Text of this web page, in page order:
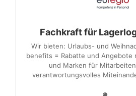
Fachkraft für
Wir bieten: Urlaubs- und
benefits = Rabatte und Angebote
und Marken für
verantwortungsvolles